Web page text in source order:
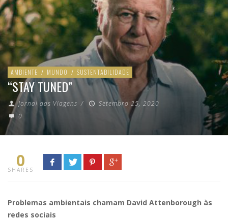
AMBIENTE / MUNDO / SUSTENTABILIDADE
“STAY TUNED”
Jornal das Viagens /
Setembro 25, 2020
0
0
SHARES
Problemas ambientais chamam David Attenborough às
redes sociais